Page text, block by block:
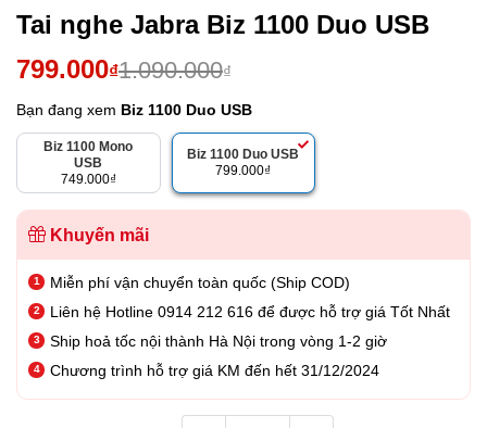
Tai nghe Jabra Biz 1100 Duo USB
1.090.000₫
Giá
gốc
là:
1.090.000₫.
799.000₫
Giá
hiện
tại
là:
799.000₫.
Bạn đang xem Biz 1100 Duo USB
Biz 1100 Mono
USB
749.000₫
Biz 1100 Duo USB
799.000₫
Khuyến mãi
Miễn phí vận chuyển toàn quốc (Ship COD)
Liên hệ Hotline 0914 212 616 để được hỗ trợ giá Tốt Nhất
Ship hoả tốc nội thành Hà Nội trong vòng 1-2 giờ
Chương trình hỗ trợ giá KM đến hết 31/12/2024